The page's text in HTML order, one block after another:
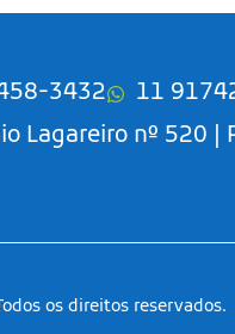
3432
11
Lagareiro nº 520
os direitos reservados.